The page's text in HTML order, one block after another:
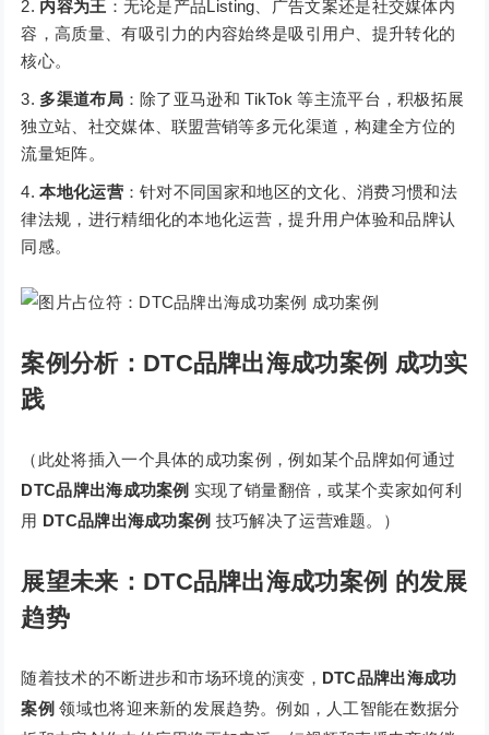
内容为王 ：无论是产品Listing、广告文案还是社交媒体内
容，高质量、有吸引力的内容始终是吸引用户、提升转化的
核心。
多渠道布局：除了亚马逊和 TikTok 等主流平台，积极拓展
独立站、社交媒体、联盟营销等多元化渠道，构建全方位的
流量矩阵。
本地化运营：针对不同国家和地区的文化、消费习惯和法
律法规，进行精细化的本地化运营，提升用户体验和品牌认
同感。
案例分析：DTC品牌出海成功案例 成功实
践
（此处将插入一个具体的成功案例，例如某个品牌如何通过
DTC品牌出海成功案例 实现了销量翻倍，或某个卖家如何利
用 DTC品牌出海成功案例 技巧解决了运营难题。）
展望未来：DTC品牌出海成功案例 的发展
趋势
随着技术的不断进步和市场环境的演变， DTC品牌出海成功
案例 领域也将迎来新的发展趋势。例如，人工智能在数据分